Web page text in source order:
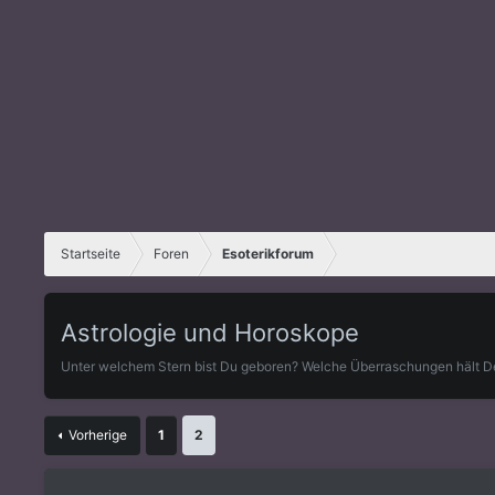
Startseite Foren Esoterikforum
Astrologie und Horoskope
Unter welchem Stern bist Du geboren? Welche Überraschungen hält
Vorherige 1 2